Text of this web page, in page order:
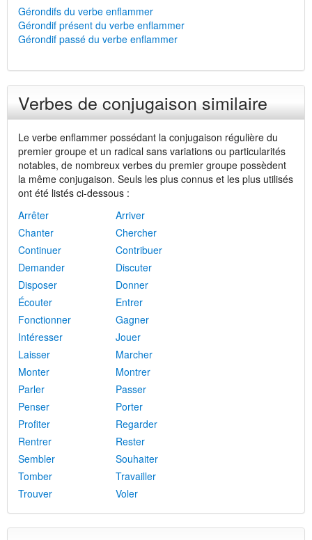
Gérondifs du verbe enflammer
Gérondif présent du verbe enflammer
Gérondif passé du verbe enflammer
Verbes de conjugaison similaire
Le verbe enflammer possédant la conjugaison régulière du
premier groupe et un radical sans variations ou particularités
notables, de nombreux verbes du premier groupe possèdent
la même conjugaison. Seuls les plus connus et les plus utilisés
ont été listés ci-dessous :
Arrêter
Arriver
Chanter
Chercher
Continuer
Contribuer
Demander
Discuter
Disposer
Donner
Écouter
Entrer
Fonctionner
Gagner
Intéresser
Jouer
Laisser
Marcher
Monter
Montrer
Parler
Passer
Penser
Porter
Profiter
Regarder
Rentrer
Rester
Sembler
Souhaiter
Tomber
Travailler
Trouver
Voler